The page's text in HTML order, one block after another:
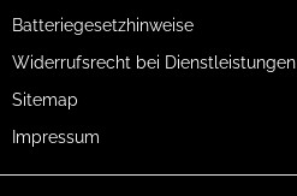
Batteriegesetzhinweise
Widerrufsrecht bei Dienstleistungen
Sitemap
Impressum